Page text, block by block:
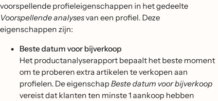
voorspellende profieleigenschappen in het gedeelte
Voorspellende analysesvan een profiel. Deze
eigenschappen zijn:
Beste datum voor bijverkoop
Het productanalyserapport bepaalt het beste moment
om te proberen extra artikelen te verkopen aan
profielen. De eigenschap Beste datum voor bijverkoop
vereist dat klanten ten minste 1 aankoop hebben